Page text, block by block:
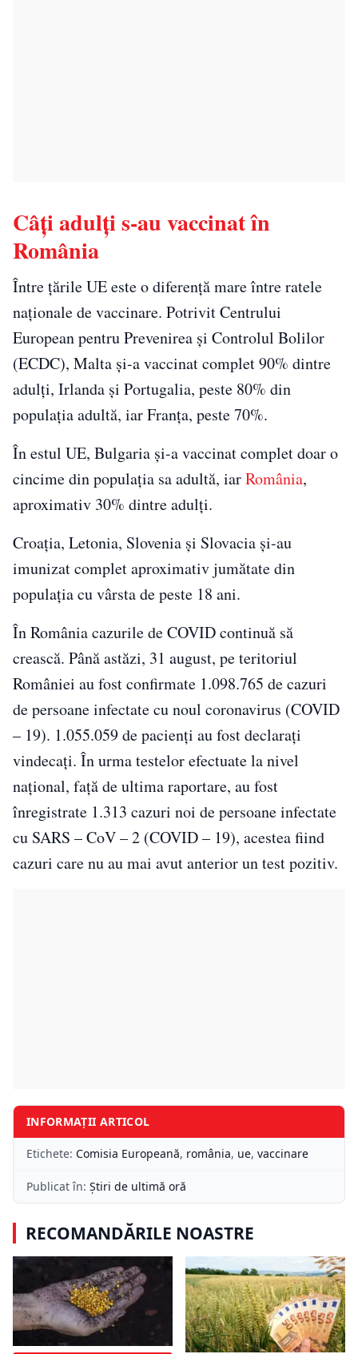
Câți adulți s-au vaccinat în
România
Între țările UE este o diferență mare între ratele
naționale de vaccinare. Potrivit Centrului
European pentru Prevenirea şi Controlul Bolilor
(ECDC), Malta şi-a vaccinat complet 90% dintre
adulţi, Irlanda şi Portugalia, peste 80% din
populaţia adultă, iar Franţa, peste 70%.
În estul UE, Bulgaria şi-a vaccinat complet doar o
cincime din populaţia sa adultă, iarRomânia,
aproximativ 30% dintre adulţi.
Croaţia, Letonia, Slovenia şi Slovacia şi-au
imunizat complet aproximativ jumătate din
populaţia cu vârsta de peste 18 ani.
În România cazurile de COVID continuă să
crească. Până astăzi, 31 august, pe teritoriul
României au fost confirmate 1.098.765 de cazuri
de persoane infectate cu noul coronavirus (COVID
– 19). 1.055.059 de pacienți au fost declarați
vindecați. În urma testelor efectuate la nivel
național, față de ultima raportare, au fost
înregistrate 1.313 cazuri noi de persoane infectate
cu SARS – CoV – 2 (COVID – 19), acestea fiind
cazuri care nu au mai avut anterior un test pozitiv.
INFORMAȚII ARTICOL
Etichete: Comisia Europeană, românia, ue, vaccinare
Publicat în: Știri de ultimă oră
RECOMANDĂRILE NOASTRE